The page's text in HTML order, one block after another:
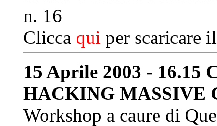
n. 16
Clicca qui per scaricare
15 Aprile 2003 -
HACKING MASSIVE
Workshop a caure di